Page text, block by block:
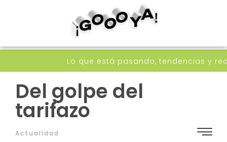
Lo que está pasando, tendencias y
Del golpe del
tarifazo
Actualidad